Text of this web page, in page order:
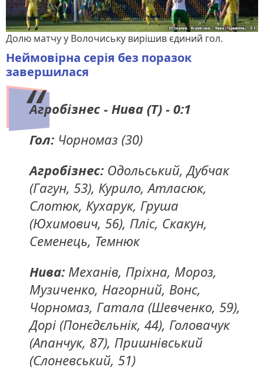
Долю матчу у Волочиську вирішив єдиний гол.
Неймовірна серія без поразок
завершилася
Агробізнес - Нива (Т) - 0:1
Гол: Чорномаз (30)
Агробізнес: Одольський, Дубчак
(Гагун, 53), Курило, Атласюк,
Слотюк, Кухарук, Груша
(Юхимович, 56), Пліс, Скакун,
Семенець, Темнюк
Нива: Механів, Пріхна, Мороз,
Музиченко, Нагорний, Вонс,
Чорномаз, Гатала (Шевченко, 59),
Дорі (Понєдєльнік, 44), Головачук
(Апанчук, 87), Пришнівський
(Слоневський, 51)